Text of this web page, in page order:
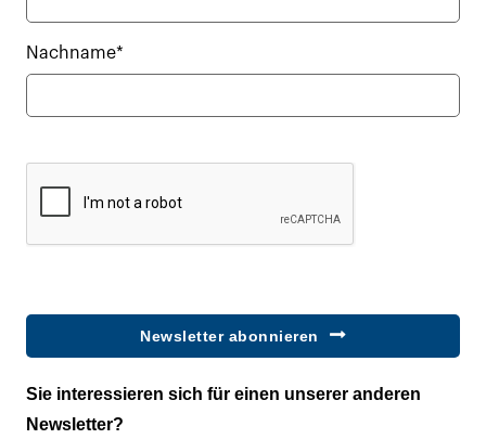
Nachname*
Newsletter abonnieren
Sie interessieren sich für einen unserer anderen
Newsletter?